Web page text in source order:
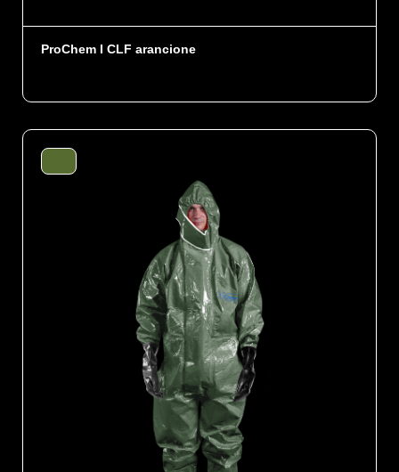
ProChem I CLF arancione